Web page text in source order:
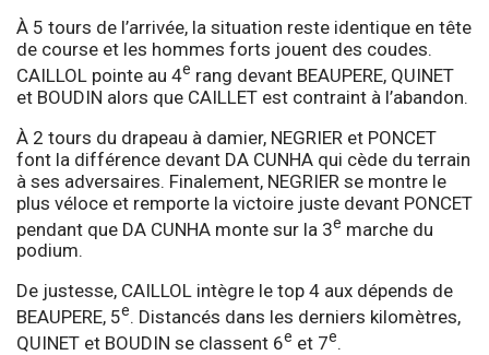
À 5 tours de l’arrivée, la situation reste identique en tête
de course et les hommes forts jouent des coudes.
CAILLOL pointe au 4e rang devant BEAUPERE, QUINET
et BOUDIN alors que CAILLET est contraint à l’abandon.
À 2 tours du drapeau à damier, NEGRIER et PONCET
font la différence devant DA CUNHA qui cède du terrain
à ses adversaires. Finalement, NEGRIER se montre le
plus véloce et remporte la victoire juste devant PONCET
pendant que DA CUNHA monte sur la 3e marche du
podium.
De justesse, CAILLOL intègre le top 4 aux dépends de
BEAUPERE, 5e. Distancés dans les derniers kilomètres,
QUINET et BOUDIN se classent 6e et 7e.